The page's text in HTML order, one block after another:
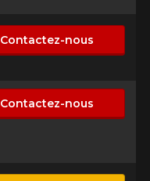
Contactez-nous
Contactez-nous